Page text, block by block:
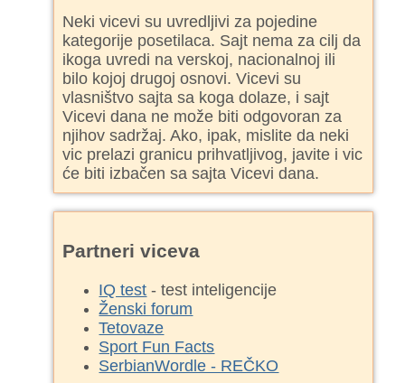
Neki vicevi su uvredljivi za pojedine
kategorije posetilaca. Sajt nema za cilj da
ikoga uvredi na verskoj, nacionalnoj ili
bilo kojoj drugoj osnovi. Vicevi su
vlasništvo sajta sa koga dolaze, i sajt
Vicevi dana ne može biti odgovoran za
njihov sadržaj. Ako, ipak, mislite da neki
vic prelazi granicu prihvatljivog, javite i vic
će biti izbačen sa sajta Vicevi dana.
Partneri viceva
IQ test - test inteligencije
Ženski forum
Tetovaze
Sport Fun Facts
SerbianWordle - REČKO